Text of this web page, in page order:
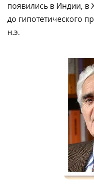
появились в Индии, в
до гипотетического
н.э.